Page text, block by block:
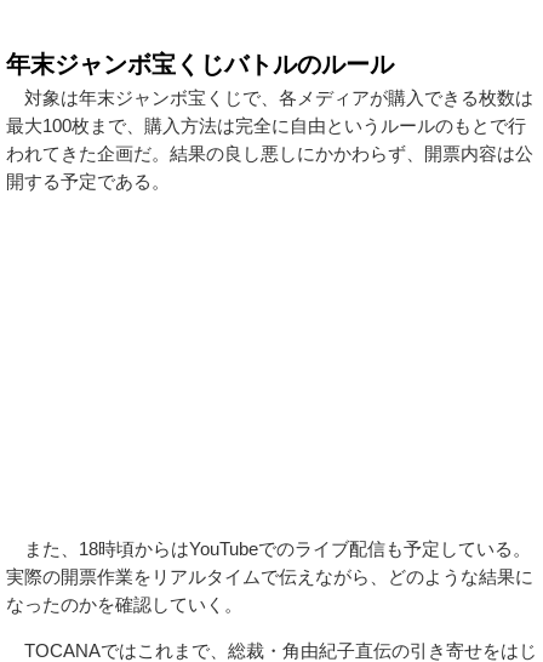
年末ジャンボ宝くじバトルのルール
対象は年末ジャンボ宝くじで、各メディアが購入できる枚数は
最大100枚まで、購入方法は完全に自由というルールのもとで行
われてきた企画だ。結果の良し悪しにかかわらず、開票内容は公
開する予定である。
また、18時頃からはYouTubeでのライブ配信も予定している。
実際の開票作業をリアルタイムで伝えながら、どのような結果に
なったのかを確認していく。
TOCANAではこれまで、総裁・角由紀子直伝の引き寄せをはじ